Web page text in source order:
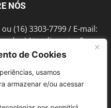
de Cookies
usamos
armazenar e/ou acessar
NÓS
(16) 3303-7799 / E-mail:
/ Atendimento: Seg a
Av. Bento de Abreu, 889